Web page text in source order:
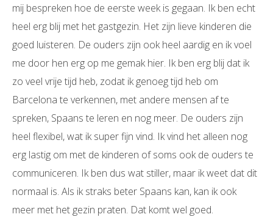
mij bespreken hoe de eerste week is gegaan. Ik ben echt
heel erg blij met het gastgezin. Het zijn lieve kinderen die
goed luisteren. De ouders zijn ook heel aardig en ik voel
me door hen erg op me gemak hier. Ik ben erg blij dat ik
zo veel vrije tijd heb, zodat ik genoeg tijd heb om
Barcelona te verkennen, met andere mensen af te
spreken, Spaans te leren en nog meer. De ouders zijn
heel flexibel, wat ik super fijn vind. Ik vind het alleen nog
erg lastig om met de kinderen of soms ook de ouders te
communiceren. Ik ben dus wat stiller, maar ik weet dat dit
normaal is. Als ik straks beter Spaans kan, kan ik ook
meer met het gezin praten. Dat komt wel goed.